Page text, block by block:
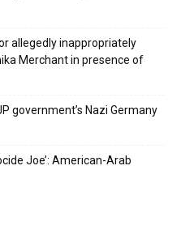
allegedly inappropriately
Merchant in presence of
government’s Nazi Germany
Joe’: American-Arab